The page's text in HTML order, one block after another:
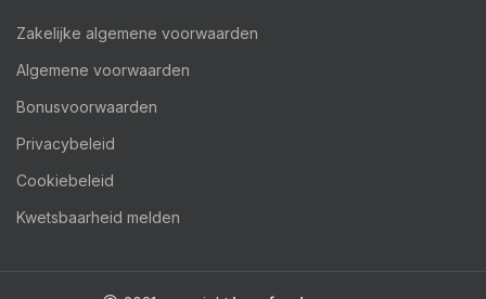
Zakelijke algemene voorwaarden
Algemene voorwaarden
Bonusvoorwaarden
Privacybeleid
Cookiebeleid
Kwetsbaarheid melden